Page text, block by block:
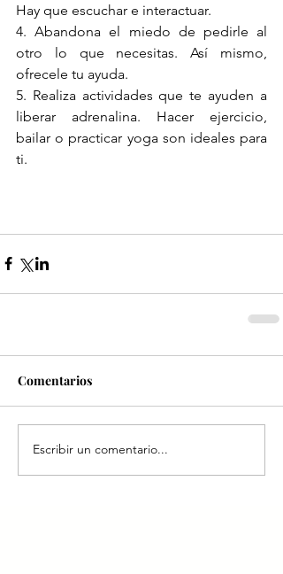
Hay que escuchar e interactuar.
4. Abandona el miedo de pedirle al
otro lo que necesitas. Así mismo,
ofrecele tu ayuda.
5. Realiza actividades que te ayuden a
liberar adrenalina. Hacer ejercicio,
bailar o practicar yoga son ideales para
ti.
Comentarios
Escribir un comentario...